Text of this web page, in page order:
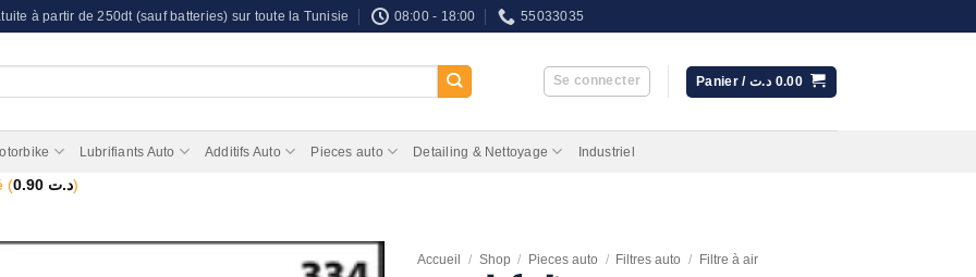
à partir de 250dt (sauf batteries) sur toute la Tunisie 08:00 - 18:00 55033035
Se connecter Panier / 0.00 د.ت
Lubrifiants Auto Additifs Auto Pieces auto Detailing & Nettoyage Industriel
(0.90 د.ت)
Accueil / Shop / Pieces auto / Filtres auto / Filtre à air